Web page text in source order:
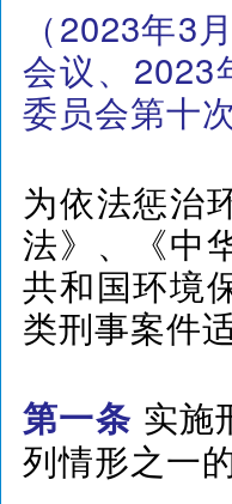
（2023年3
会议、2023
委员会第十
为依法惩治
法》、《中
共和国环境
类刑事案件
第一条 实施
列情形之一